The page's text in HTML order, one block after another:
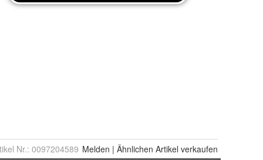
Nr.: 0097204589 Melden | Ähnlichen Artikel verkaufen